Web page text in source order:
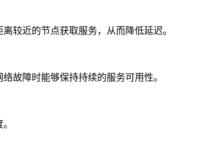
较近的节点获取服务，从而降低延迟。
故障时能够保持持续的服务可用性。